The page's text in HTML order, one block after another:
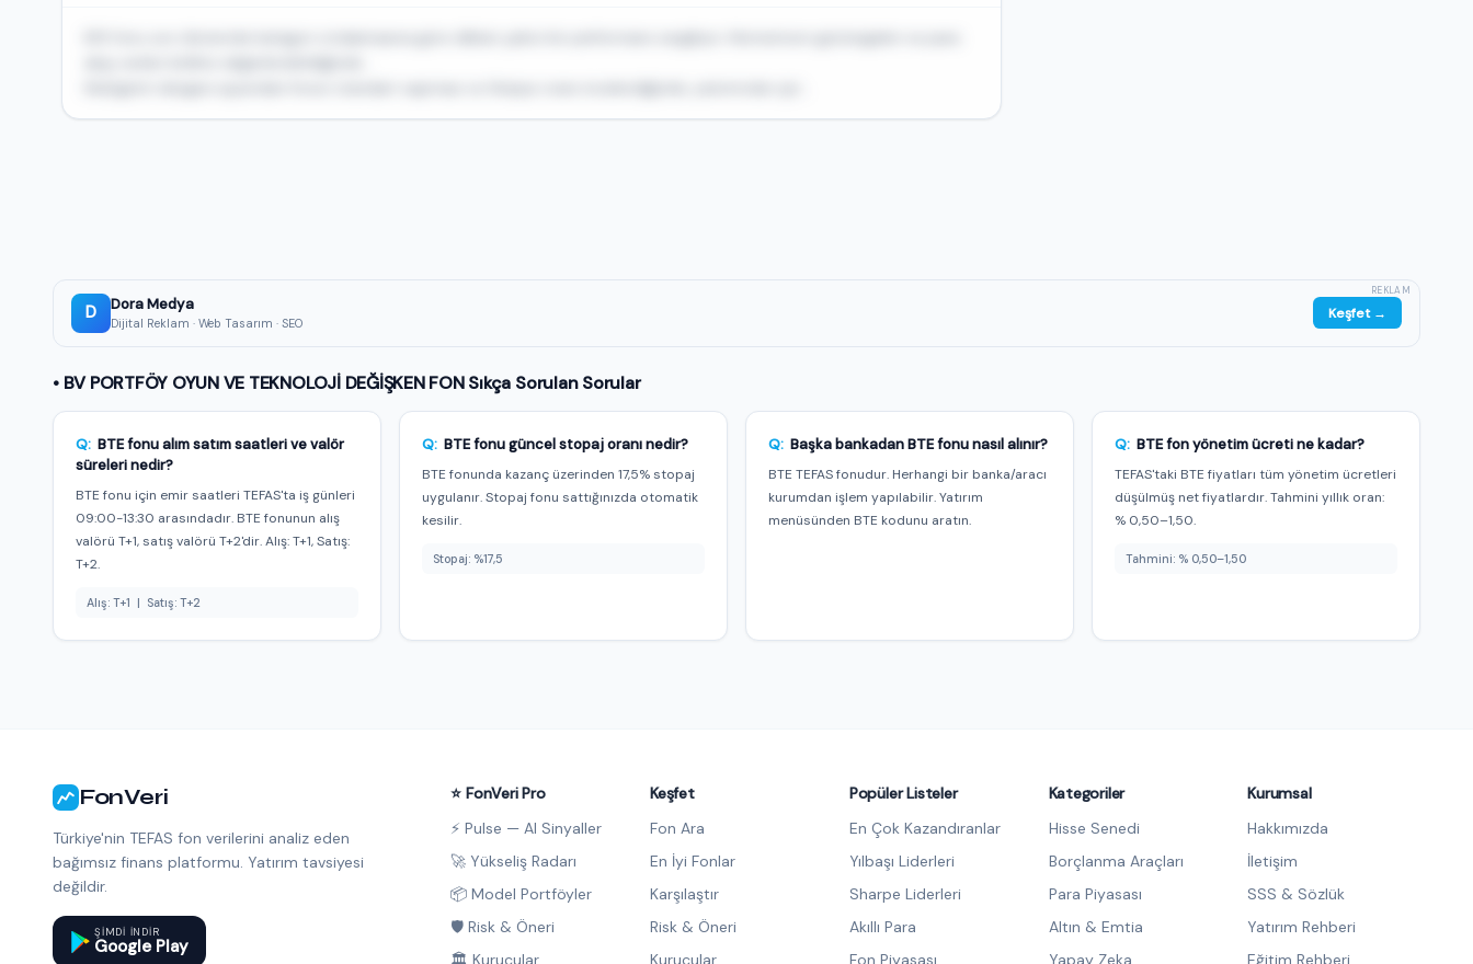
D Dora Medya
Dijital Reklam · Web Tasarım · SEO
Keşfet →
REKLAM
• BV PORTFÖY OYUN VE TEKNOLOJİ DEĞİŞKEN FON Sıkça Sorulan Sorular
Q: BTE fonu alım satım saatleri ve valör
süreleri nedir?
BTE fonu için emir saatleri TEFAS'ta iş günleri
09:00-13:30 arasındadır. BTE fonunun alış
valörü T+1, satış valörü T+2'dir. Alış: T+1, Satış:
T+2.
Alış: T+1 | Satış: T+2
Q: BTE fonu güncel stopaj oranı nedir?
BTE fonunda kazanç üzerinden 17,5% stopaj
uygulanır. Stopaj fonu sattığınızda otomatik
kesilir.
Stopaj: %17,5
Q: Başka bankadan BTE fonu nasıl alınır?
BTE TEFAS fonudur. Herhangi bir banka/aracı
kurumdan işlem yapılabilir. Yatırım
menüsünden BTE kodunu aratın.
Q: BTE fon yönetim ücreti ne kadar?
TEFAS'taki BTE fiyatları tüm yönetim ücretleri
düşülmüş net fiyatlardır. Tahmini yıllık oran:
% 0,50–1,50.
Tahmini: % 0,50–1,50
FonVeri
Türkiye'nin TEFAS fon verilerini analiz eden
bağımsız finans platformu. Yatırım tavsiyesi
değildir.
ŞIMDI INDIR
Google Play
⭐ FonVeri Pro
⚡ Pulse — AI Sinyaller
🚀 Yükseliş Radarı
📦 Model Portföyler
🛡️ Risk & Öneri
🏛️ Kurucular
Keşfet
Fon Ara
En İyi Fonlar
Karşılaştır
Risk & Öneri
Kurucular
Popüler Listeler
En Çok Kazandıranlar
Yılbaşı Liderleri
Sharpe Liderleri
Akıllı Para
Fon Piyasası
Kategoriler
Hisse Senedi
Borçlanma Araçları
Para Piyasası
Altın & Emtia
Yapay Zeka
Kurumsal
Hakkımızda
İletişim
SSS & Sözlük
Yatırım Rehberi
Eğitim Rehberi